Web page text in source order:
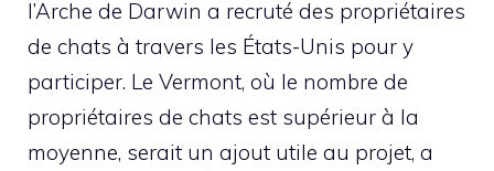
l’Arche de Darwin a recruté des propriétaires
de chats à travers les États-Unis pour y
participer. Le Vermont, où le nombre de
propriétaires de chats est supérieur à la
moyenne, serait un ajout utile au projet, a